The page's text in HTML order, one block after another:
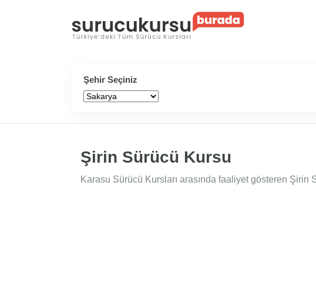
Şehir Seçiniz
Şirin Sürücü Kursu
Karasu Sürücü Kursları arasında faaliyet gösteren Şirin